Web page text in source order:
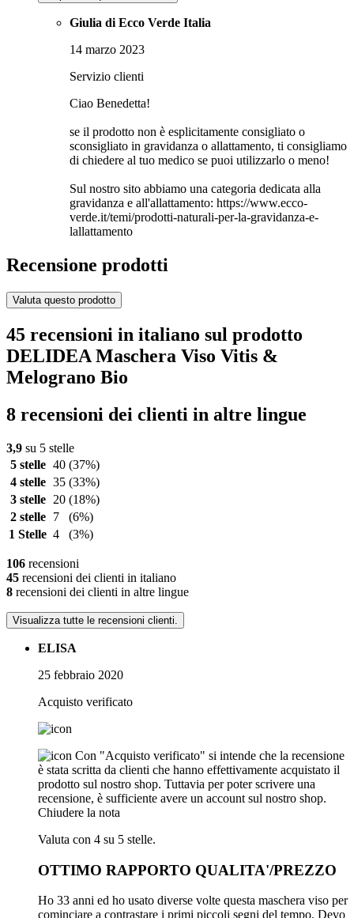
Giulia di Ecco Verde Italia
14 marzo 2023
Servizio clienti
Ciao Benedetta!
se il prodotto non è esplicitamente consigliato o
sconsigliato in gravidanza o allattamento, ti consigliamo
di chiedere al tuo medico se puoi utilizzarlo o meno!
Sul nostro sito abbiamo una categoria dedicata alla
gravidanza e all'allattamento: https://www.ecco-
verde.it/temi/prodotti-naturali-per-la-gravidanza-e-
lallattamento
Recensione prodotti
Valuta questo prodotto
45 recensioni in italiano sul prodotto
DELIDEA Maschera Viso Vitis &
Melograno Bio
8 recensioni dei clienti in altre lingue
3,9 su 5 stelle
5 stelle 40 (37%)
4 stelle 35 (33%)
3 stelle
20 (18%)
2 stelle
7
(6%)
1 Stelle 4 (3%)
106 recensioni
45 recensioni dei clienti in italiano
8 recensioni dei clienti in altre lingue
Visualizza tutte le recensioni clienti.
ELISA
25 febbraio 2020
Acquisto verificato
Con "Acquisto verificato" si intende che la recensione
è stata scritta da clienti che hanno effettivamente acquistato il
prodotto sul nostro shop. Tuttavia per poter scrivere una
recensione, è sufficiente avere un account sul nostro shop.
Chiudere la nota
Valuta con 4 su 5 stelle.
OTTIMO RAPPORTO QUALITA'/PREZZO
Ho 33 anni ed ho usato diverse volte questa maschera viso per
cominciare a contrastare i primi piccoli segni del tempo. Devo